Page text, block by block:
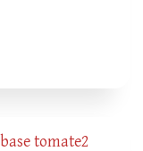
tomate2